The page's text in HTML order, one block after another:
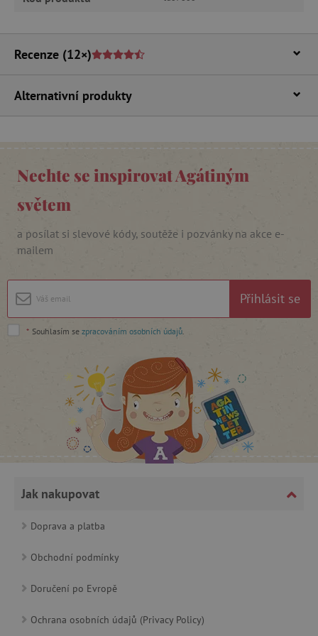
Recenze (12×)
Alternativní produkty
Nechte se inspirovat Agátiným
světem
a posílat si slevové kódy, soutěže i pozvánky na akce e-
mailem
Přihlásit se
* Souhlasím se zpracováním osobních údajů
Jak nakupovat
Doprava a platba
Obchodní podmínky
Doručení po Evropě
Ochrana osobních údajů (Privacy Policy)
přihlášení uživatele a správa účtu. Webové
cookie správně používat.
Provider/
.vimeo.com
Google Privacy Policy